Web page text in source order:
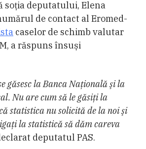
soţia deputatului, Elena
de contact al Eromed-
caselor de schimb valutar
a răspuns însuși
găsesc la Banca Naţională şi la
Nu are cum să le găsiţi la
statistica nu solicită de la noi şi
la statistică să dăm careva
deputatul PAS.